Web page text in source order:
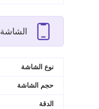
الشاشة
نوع الشاشة
حجم الشاشة
الدقة